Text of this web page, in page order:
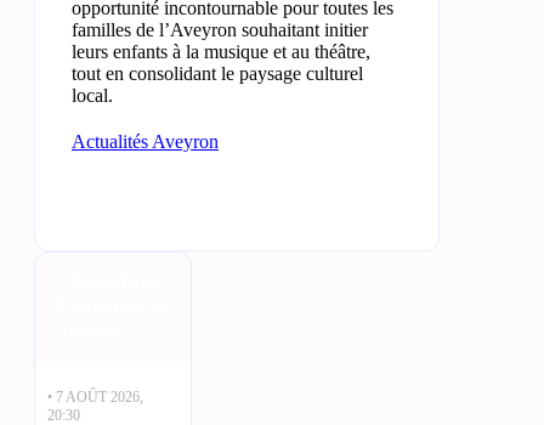
opportunité incontournable pour toutes les
familles de l’Aveyron souhaitant initier
leurs enfants à la musique et au théâtre,
tout en consolidant le paysage culturel
local.
Actualités Aveyron
• 7 AOÛT 2026,
20:30